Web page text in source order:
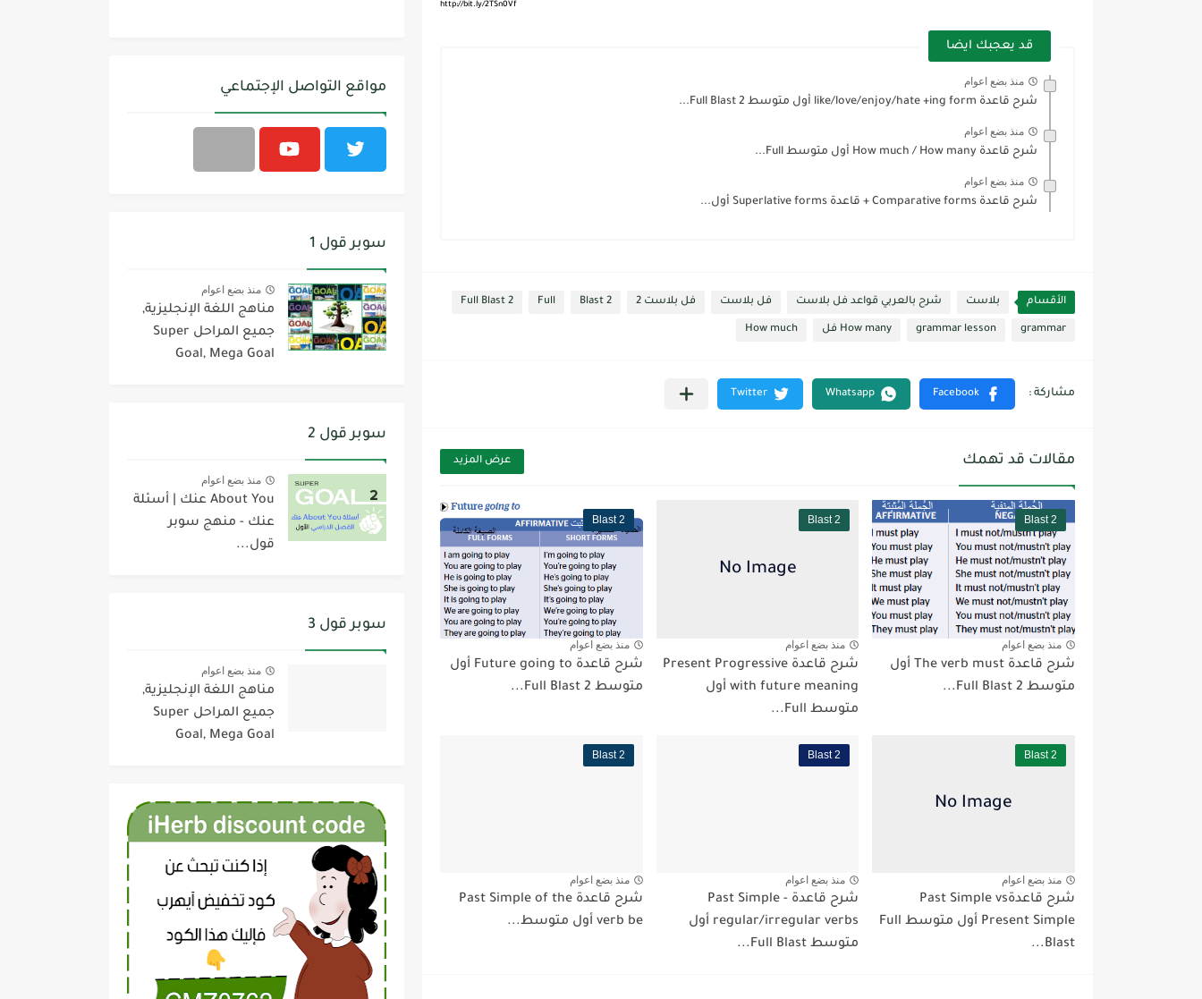
http://bit.ly/2TSn0Vf
قد يعجبك ايضا
منذ بضع اعوام
شرح قاعدة like/love/enjoy/hate +ing form أول متوسط Full Blast 2...
منذ بضع اعوام
شرح قاعدة How much / How many أول متوسط Full...
منذ بضع اعوام
شرح قاعدة Comparative forms + قاعدة Superlative forms أول...
الأقسام بلاست شرح بالعربي قواعد فل بلاست فل بلاست فل بلاست 2 Blast 2
Full
Full Blast 2
grammar
grammar lesson How many فل How much
مقالات قد تهمك عرض المزيد
Blast 2
منذ بضع اعوام
شرح قاعدة The verb must أول
متوسط Full Blast 2...
Blast 2
منذ بضع اعوام
شرح قاعدة Present Progressive
with future meaning أول
متوسط Full...
Blast 2
منذ بضع اعوام
شرح قاعدة Future going to أول
متوسط Full Blast 2...
Blast 2
منذ بضع اعوام
شرح قاعدةPast Simple vs
Present Simple أول متوسط Full
Blast...
Blast 2
منذ بضع اعوام
شرح قاعدة Past Simple -
regular/irregular verbs أول
متوسط Full Blast...
Blast 2
منذ بضع اعوام
شرح قاعدة Past Simple of the
verb be أول متوسط...
مواقع التواصل الإجتماعي
سوبر قول 1
منذ بضع اعوام
مناهج اللغة الإنجليزية,
جميع المراحل Super
Goal, Mega Goal
سوبر قول 2
منذ بضع اعوام
About You عنك | أسئلة
عنك - منهج سوبر
قول...
سوبر قول 3
منذ بضع اعوام
مناهج اللغة الإنجليزية,
جميع المراحل Super
Goal, Mega Goal